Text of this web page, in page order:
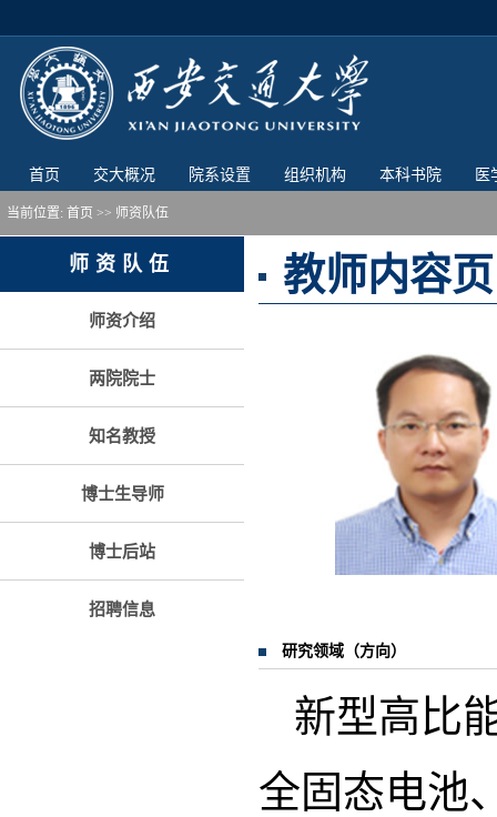
首页 交大概况 院系设置 组织机构 本科书院 医
当前位置: 首页 >> 师资队伍
师资队伍
师资介绍
两院院士
知名教授
博士生导师
博士后站
招聘信息
教师内容页
研究领域（方向）
新型高比
全固态电池